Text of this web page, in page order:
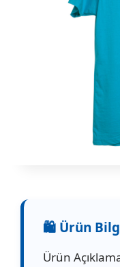
Ürün